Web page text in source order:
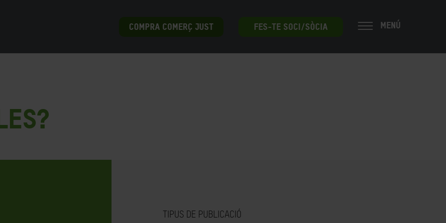
COMPRA COMERÇ JUST FES-TE SOCI/SÒCIA MENÚ
TIPUS DE PUBLICACIÓ